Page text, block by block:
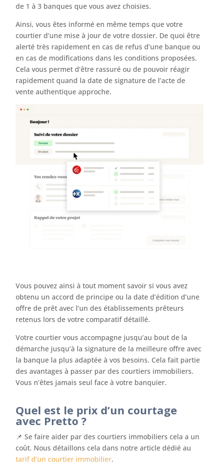
de 1 à 3 banques que vous avez choisies.
Ainsi, vous êtes informé en même temps que votre
courtier d’une mise à jour de votre dossier. De quoi être
alerté très rapidement en cas de refus d’une banque ou
en cas de modifications dans les conditions proposées.
Cela vous permet d’être rassuré ou de pouvoir réagir
rapidement quand la date de signature de l’acte de
vente authentique approche.
Vous pouvez ainsi à tout moment savoir si vous avez
obtenu un accord de principe ou la date d’édition d’une
offre de prêt avec l’un des établissements prêteurs
retenus lors de votre comparatif détaillé.
Votre courtier vous accompagne jusqu’au bout de la
démarche jusqu’à la signature de la meilleure offre avec
la banque la plus adaptée à vos besoins. Cela fait partie
des avantages à passer par des courtiers immobiliers.
Vous n’êtes jamais seul face à votre banquier.
Quel est le prix d’un courtage
avec Pretto ?
📌 Se faire aider par des courtiers immobiliers cela a un
coût. Nous détaillons cela dans notre article dédié au
tarif d’un courtier immobilier.